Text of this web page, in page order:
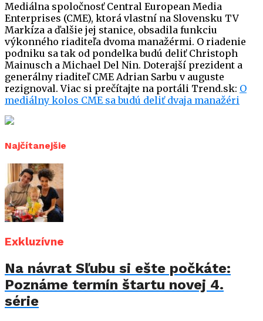
Mediálna spoločnosť Central European Media
Enterprises (CME), ktorá vlastní na Slovensku TV
Markíza a ďalšie jej stanice, obsadila funkciu
výkonného riaditeľa dvoma manažérmi. O riadenie
podniku sa tak od pondelka budú deliť Christoph
Mainusch a Michael Del Nin. Doterajší prezident a
generálny riaditeľ CME Adrian Sarbu v auguste
rezignoval. Viac si prečítajte na portáli Trend.sk: O
mediálny kolos CME sa budú deliť dvaja manažéri
Najčítanejšie
Exkluzívne
Na návrat Sľubu si ešte počkáte:
Poznáme termín štartu novej 4.
série